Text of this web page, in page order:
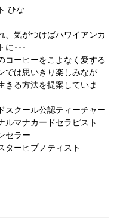
ひな
、気がつけばハワイアンカ
に･･･
コーヒーをこよなく愛する
では思いきり楽しみなが
きる方法を提案していま
スクール公認ティーチャー
ルマナカードセラピスト
セラー
ターヒプノティスト